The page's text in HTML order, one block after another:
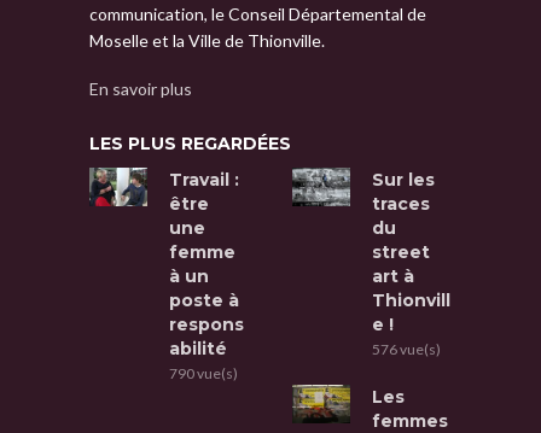
communication, le Conseil Départemental de
Moselle et la Ville de Thionville.
En savoir plus
LES PLUS REGARDÉES
Travail :
être
une
femme
à un
poste à
respons
abilité
790 vue(s)
Sur les
traces
du
street
art à
Thionvill
e !
576 vue(s)
Les
femmes